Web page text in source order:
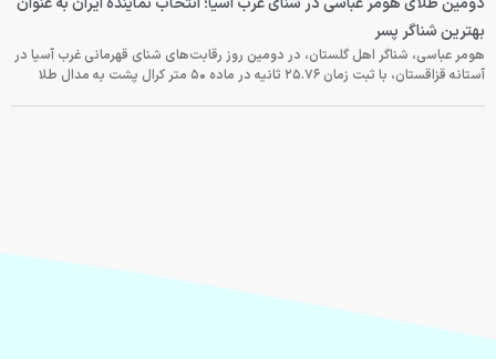
بهترین شناگر پسر
هومر عباسی، شناگر اهل گلستان، در دومین روز رقابت‌های شنای قهرمانی غرب آسیا در
آستانه قزاقستان، با ثبت زمان ۲۵.۷۶ ثانیه در ماده ۵۰ متر کرال پشت به مدال طلا